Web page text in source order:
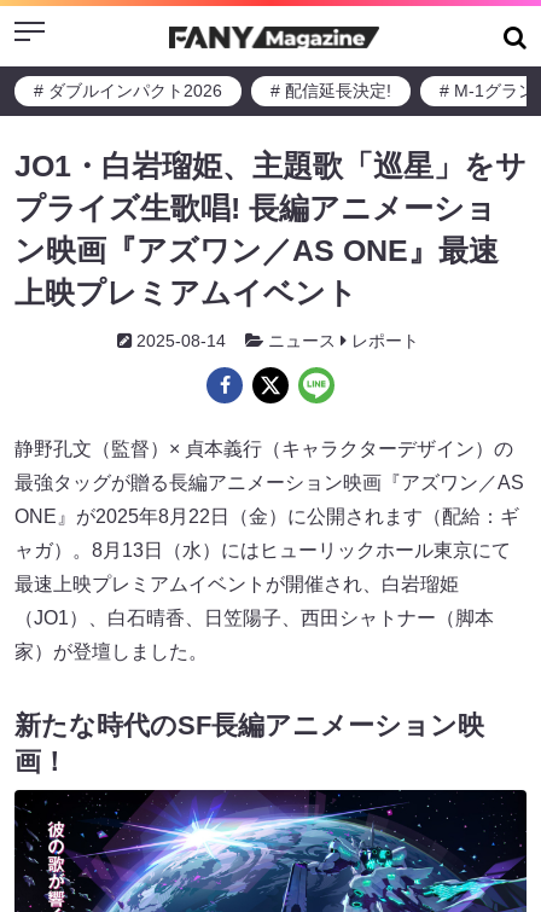
Menu
# ダブルインパクト2026 # 配信延長決定! # M-1グラン
JO1・白岩瑠姫、主題歌「巡星」をサ
プライズ生歌唱! 長編アニメーショ
ン映画『アズワン／AS ONE』最速
上映プレミアムイベント
2025-08-14 ニュース レポート
静野孔文（監督）× 貞本義行（キャラクターデザイン）の
最強タッグが贈る長編アニメーション映画『アズワン／AS
ONE』が2025年8月22日（金）に公開されます（配給：ギ
ャガ）。8月13日（水）にはヒューリックホール東京にて
最速上映プレミアムイベントが開催され、白岩瑠姫
（JO1）、白石晴香、日笠陽子、西田シャトナー（脚本
家）が登壇しました。
新たな時代のSF長編アニメーション映
画！